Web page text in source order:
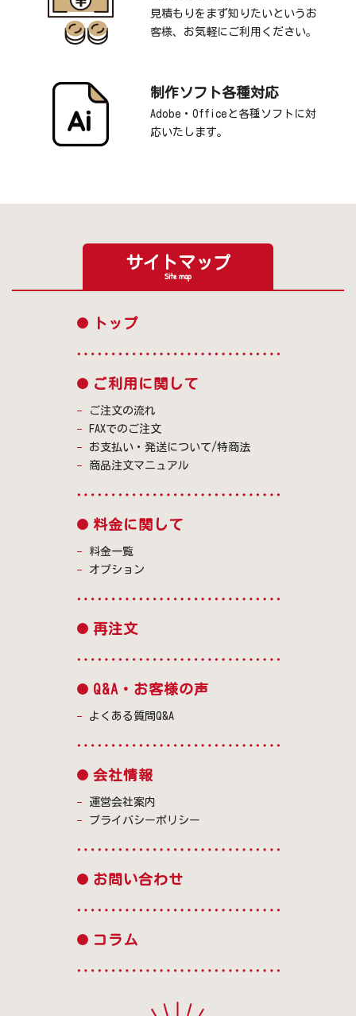
見積もりをまず知りたいというお
客様、お気軽にご利用ください。
制作ソフト各種対応
Adobe・Officeと各種ソフトに対
応いたします。
サイトマップ
Site map
トップ
ご利用に関して
ご注文の流れ
FAXでのご注文
お支払い・発送について/特商法
商品注文マニュアル
料金に関して
料金一覧
オプション
再注文
Q&A・お客様の声
よくある質問Q&A
会社情報
運営会社案内
プライバシーポリシー
お問い合わせ
コラム